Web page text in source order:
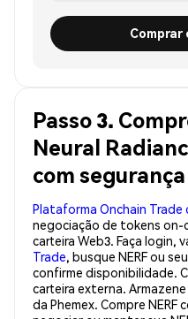
Comprar
Passo 3.
Neural
com segurança
Plataforma Onchain Trade
negociação de tokens on-
carteira Web3. Faça login,
Trade, busque NERF ou
confirme disponibilidade.
carteira externa.
da Phemex. Compre NERF